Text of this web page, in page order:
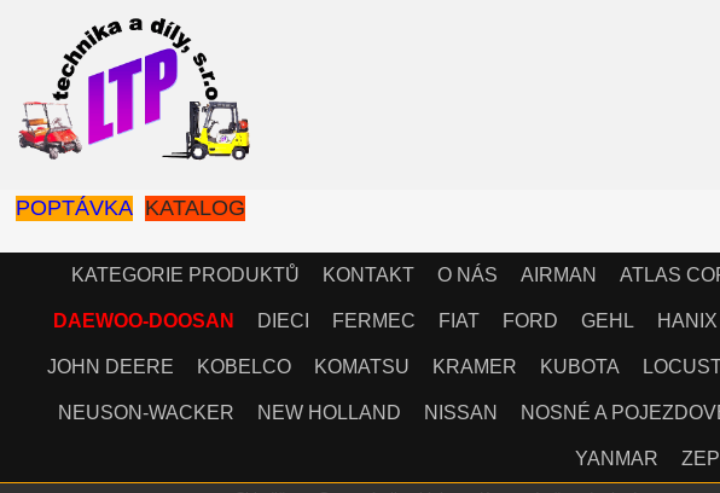
POPTÁVKA KATALOG
KATEGORIE PRODUKTŮ KONTAKT O NÁS AIRMAN ATLAS
DAEWOO-DOOSAN DIECI FERMEC FIAT FORD GEHL
JOHN DEERE KOBELCO KOMATSU KRAMER KUBOTA
NEUSON-WACKER NEW HOLLAND NISSAN NOSNÉ A
YANMAR